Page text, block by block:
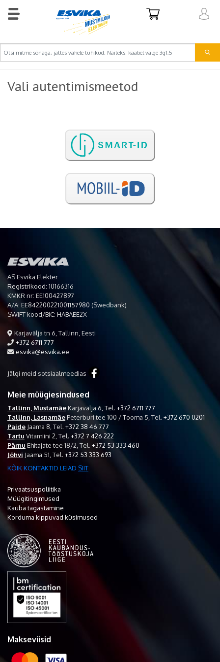
Vali autentimismeetod
AS Esvika Elekter
Registrikood: 10166316
KMKR nr: EE100427897
A/A: EE842200221001157980 (Swedbank)
SWIFT kood/BIC: HABAEE2X
Karjavälja tn 6, Tallinn, Eesti
+372 6711 777
esvika@esvika.ee
Jälgi meid sotsiaalmeedias
Meie müügiesindused
Tallinn, MustamäeKarjavälja 6, Tel. +372 6711 777
Tallinn, LasnamäePeterburi tee 100 / Tooma 5, Tel. +372 670 0201
Paide Jaama 8, Tel. +372 38 46 777
Tartu Vitamiini 2, Tel. +372 7 426 222
Pärnu Ehitajate tee 18/2, Tel. +372 53 333 460
Jõhvi Jaama 51, Tel. +372 53 333 693
KÕIK KONTAKTID LEIAD SIIT
Privaatsuspoliitika
Müügitingimused
Kauba tagastamine
Korduma kippuvad küsimused
Makseviisid